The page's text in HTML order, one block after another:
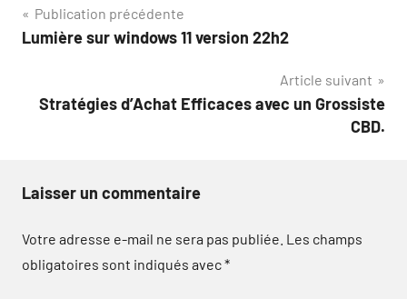
Navigation
de
Publication précédente
Lumière sur windows 11 version 22h2
Article suivant
Stratégies d’Achat Efficaces avec un Grossiste
CBD.
Laisser un commentaire
Votre adresse e-mail ne sera pas publiée. Les champs
obligatoires sont indiqués avec*